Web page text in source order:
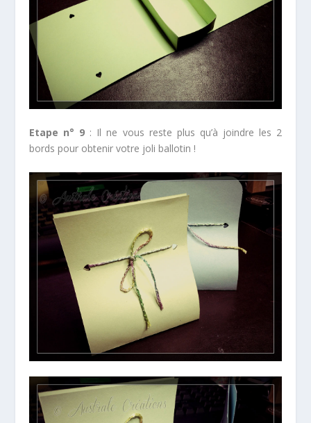
Etape n° 9 : Il ne vous reste plus qu’à joindre les 2
bords pour obtenir votre joli ballotin !